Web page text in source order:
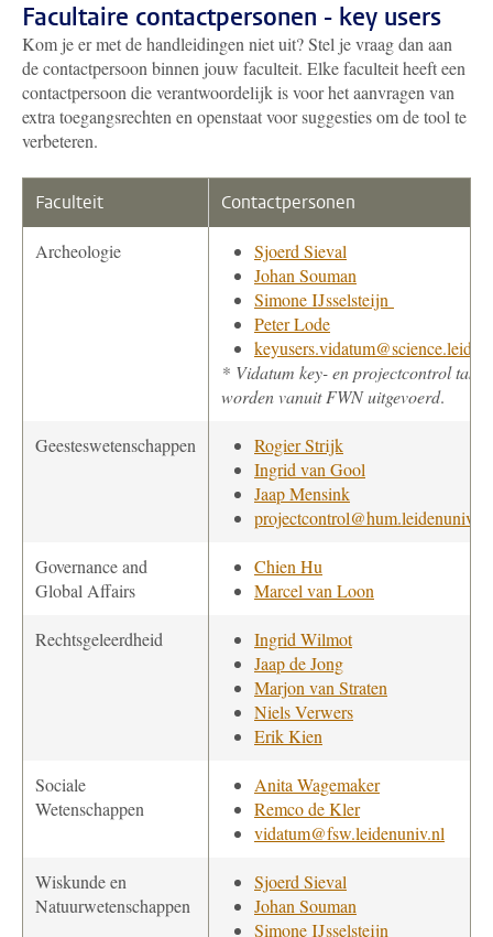
Facultaire contactpersonen - key users
Kom je er met de handleidingen niet uit? Stel je vraag dan aan
de contactpersoon binnen jouw faculteit. Elke faculteit heeft een
contactpersoon die verantwoordelijk is voor het aanvragen van
extra toegangsrechten en openstaat voor suggesties om de tool te
verbeteren.
Faculteit Contactpersonen
Archeologie
Sjoerd Sieval
Johan Souman
Simone IJsselsteijn
Peter Lode
* Vidatum key- en projectcontrol taken
worden vanuit FWN uitgevoerd.
Geesteswetenschappen
Rogier Strijk
Ingrid van Gool
Jaap Mensink
projectcontrol@hum.leidenuniv.nl
Governance and
Global Affairs
Chien Hu
Marcel van Loon
Rechtsgeleerdheid
Ingrid Wilmot
Jaap de Jong
Marjon van Straten
Niels Verwers
Erik Kien
Sociale
Wetenschappen
Anita Wagemaker
Remco de Kler
vidatum@fsw.leidenuniv.nl
Wiskunde en
Natuurwetenschappen
Sjoerd Sieval
Johan Souman
Simone IJsselsteijn